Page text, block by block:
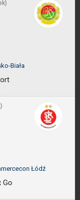
Biała
Łódź
Go